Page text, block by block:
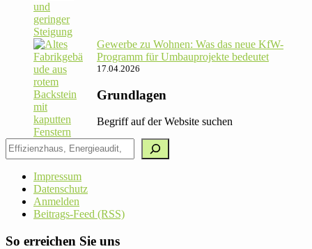
Gewerbe zu Wohnen: Was das neue KfW-
Pro­gramm für Umbau­pro­jekte bedeutet
17.04.2026
Grundlagen
Begriff auf der Website suchen
Impressum
Datenschutz
Anmelden
Beitrags-Feed (RSS)
So erreichen Sie uns